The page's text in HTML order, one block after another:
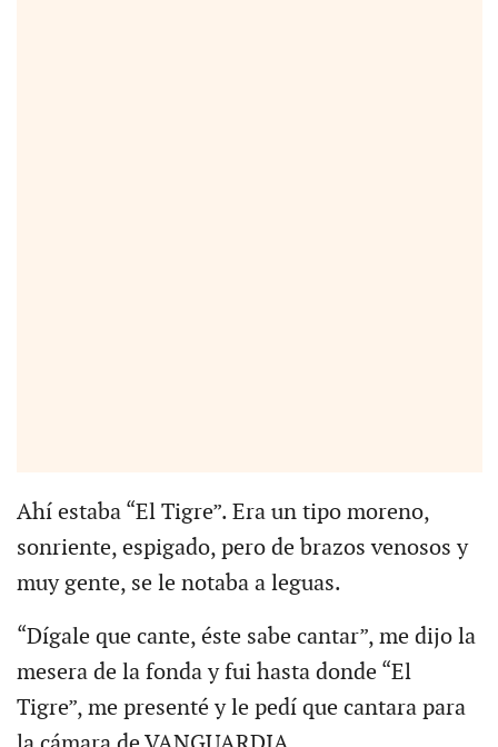
Ahí estaba “El Tigre”. Era un tipo moreno,
sonriente, espigado, pero de brazos venosos y
muy gente, se le notaba a leguas.
“Dígale que cante, éste sabe cantar”, me dijo la
mesera de la fonda y fui hasta donde “El
Tigre”, me presenté y le pedí que cantara para